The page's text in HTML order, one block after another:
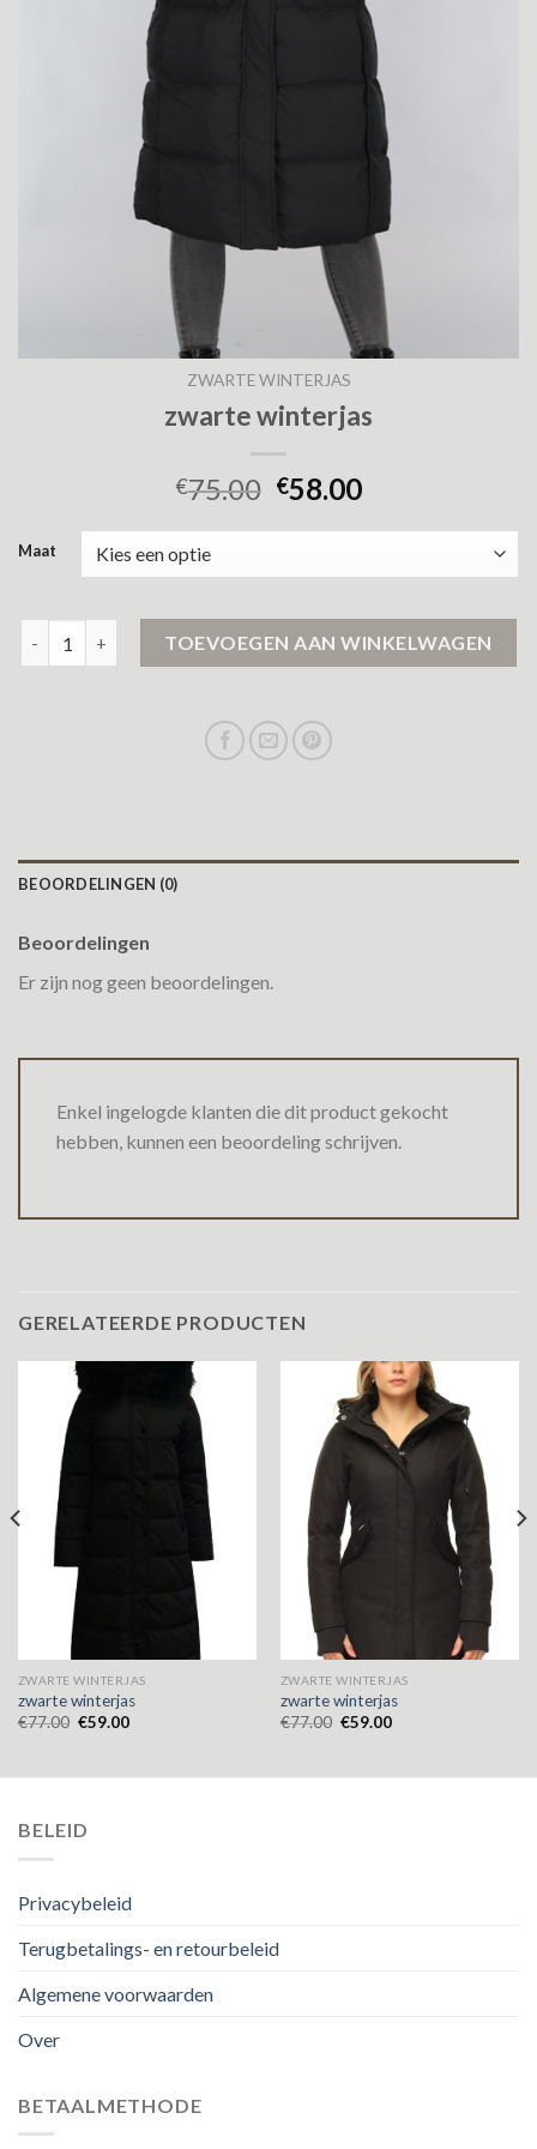
ZWARTE WINTERJAS
zwarte winterjas
€75.00 €58.00
Maat
TOEVOEGEN AAN WINKELWAGEN
BEOORDELINGEN (0)
Beoordelingen
Er zijn nog geen beoordelingen.
Enkel ingelogde klanten die dit product gekocht
hebben, kunnen een beoordeling schrijven.
GERELATEERDE PRODUCTEN
ZWARTE WINTERJAS
zwarte winterjas
€77.00 €59.00
ZWARTE WINTERJAS
zwarte winterjas
€77.00 €59.00
BELEID
Privacybeleid
Terugbetalings- en retourbeleid
Algemene voorwaarden
Over
BETAALMETHODE